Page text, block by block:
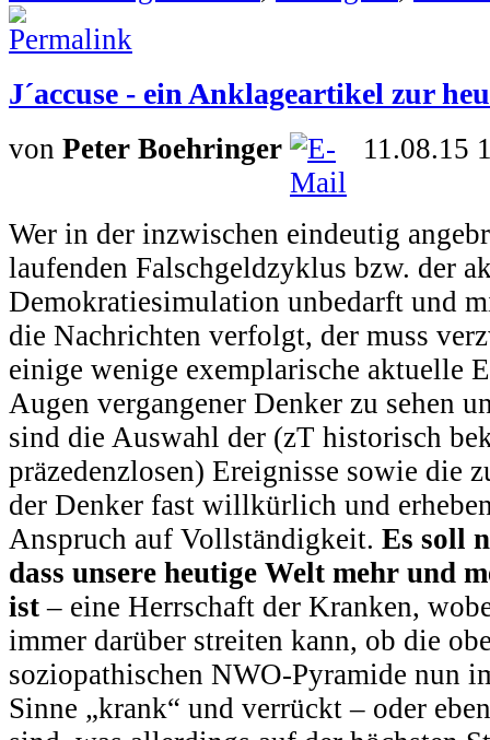
J´accuse - ein Anklageartikel zur
von Peter Boehringer 11.08.15
Wer in der inzwischen eindeutig
laufenden Falschgeldzyklus bzw. der
Demokratiesimulation unbedarft und
die Nachrichten verfolgt, der muss
einige wenige exemplarische aktuelle
Augen vergangener Denker zu sehen
sind die Auswahl der (zT historisch
präzedenzlosen) Ereignisse sowie die
der Denker fast willkürlich und
Anspruch auf Vollständigkeit. Es soll
dass unsere heutige Welt mehr und
ist– eine Herrschaft der Kranken,
immer darüber streiten kann, ob die
soziopathischen NWO-Pyramide nun
Sinne „krank“ und verrückt – oder